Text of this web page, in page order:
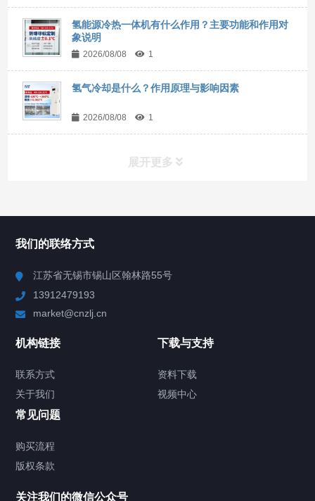
氢能源冷热一体机有什么作用？主要功能和作用对
象说明
2026/08/08 1
氢气冷却是什么？作用原理与影响因素
2026/08/08 1
展开更多
Chiller高精度制冷循环器
TCU温度控制单元
Chiller气体控温系统
我们的联络方式
江苏省无锡市锡山区翰林路55号
13912479193
market@cnzlj.cn
机构链接
联系方式
关于我们
下载与支持
资料下载
视频中心
常见问题
购买流程
版权条款
关注我们的微信公众号